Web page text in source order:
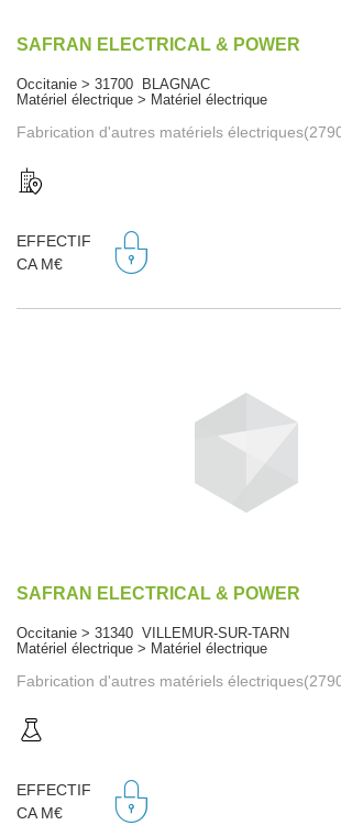
SAFRAN ELECTRICAL & POWER
Occitanie > 31700 BLAGNAC
Matériel électrique > Matériel électrique
Fabrication d'autres matériels
EFFECTIF
CA M€
SAFRAN ELECTRICAL & POWER
Occitanie > 31340 VILLEMUR-SUR-TARN
Matériel électrique > Matériel électrique
Fabrication d'autres matériels
EFFECTIF
CA M€